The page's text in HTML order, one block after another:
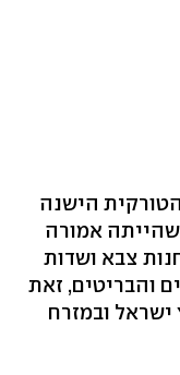
הישנה
אמורה
צבא ושדות
והבריטים, זאת
ובמזרח